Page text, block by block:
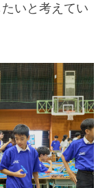
いと考えてい